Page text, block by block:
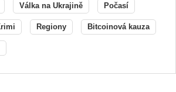
Válka na Ukrajině Počasí
Regiony Bitcoinová kauza